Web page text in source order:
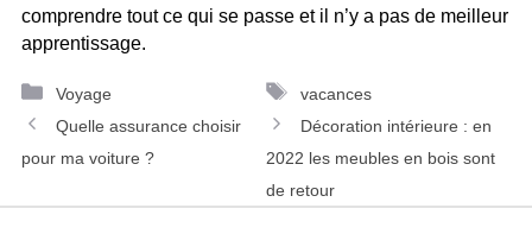
comprendre tout ce qui se passe et il n’y a pas de meilleur
apprentissage.
Catégories
Voyage Étiquettes
vacances
Navigation
des
Quelle assurance choisir
pour ma voiture ?
Décoration intérieure : en
2022 les meubles en bois sont
de retour